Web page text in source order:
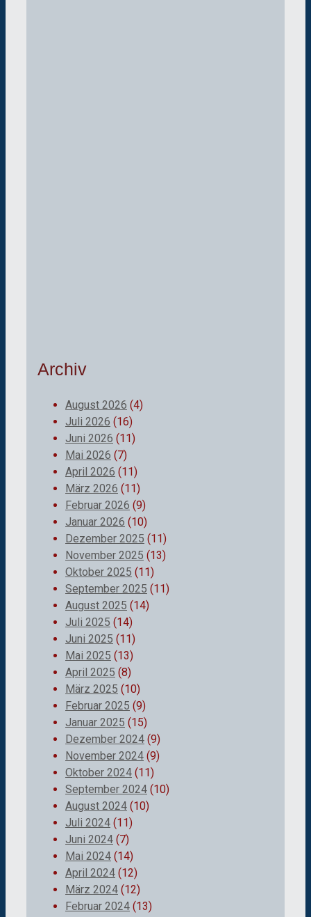
Archiv
August 2026 (4)
Juli 2026 (16)
Juni 2026 (11)
Mai 2026 (7)
April 2026 (11)
März 2026 (11)
Februar 2026 (9)
Januar 2026 (10)
Dezember 2025 (11)
November 2025 (13)
Oktober 2025 (11)
September 2025 (11)
August 2025 (14)
Juli 2025 (14)
Juni 2025 (11)
Mai 2025 (13)
April 2025 (8)
März 2025 (10)
Februar 2025 (9)
Januar 2025 (15)
Dezember 2024 (9)
November 2024 (9)
Oktober 2024 (11)
September 2024 (10)
August 2024 (10)
Juli 2024 (11)
Juni 2024 (7)
Mai 2024 (14)
April 2024 (12)
März 2024 (12)
Februar 2024 (13)